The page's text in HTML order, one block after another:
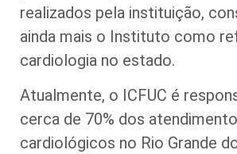
realizados pela instituição,
ainda mais o Instituto como
cardiologia no estado.
Atualmente, o ICFUC é
cerca de 70% dos
cardiológicos no Rio Grande